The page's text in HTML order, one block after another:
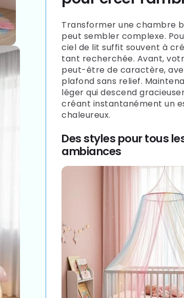
Transformer une chambre
peut sembler complexe.
ciel de lit suffit souvent à
tant recherchée. Avant,
peut-être de caractère,
plafond sans relief.
léger qui descend
créant instantanément un
chaleureux.
Des styles pour tous
ambiances